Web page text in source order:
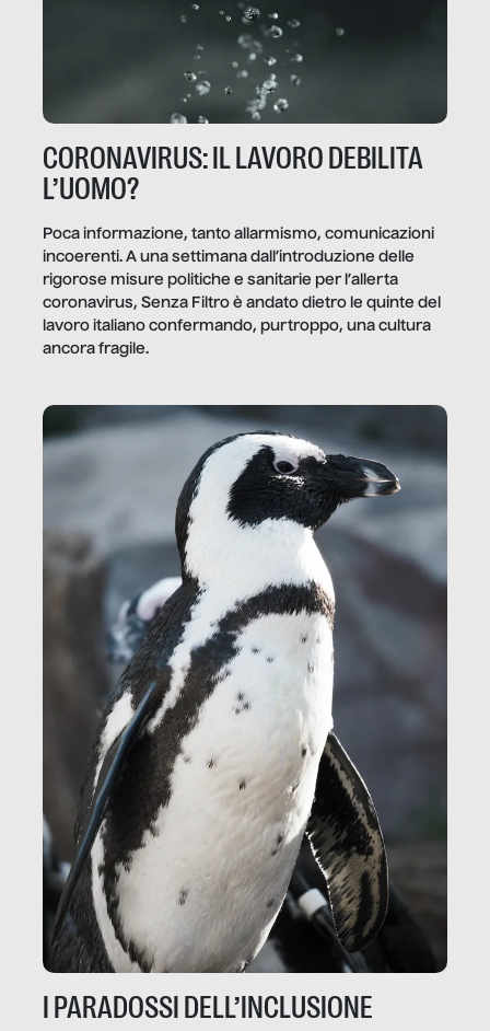
CORONAVIRUS: IL LAVORO DEBILITA
L’UOMO?
Poca informazione, tanto allarmismo, comunicazioni
incoerenti. A una settimana dall’introduzione delle
rigorose misure politiche e sanitarie per l’allerta
coronavirus, Senza Filtro è andato dietro le quinte del
lavoro italiano confermando, purtroppo, una cultura
ancora fragile.
I PARADOSSI DELL’INCLUSIONE